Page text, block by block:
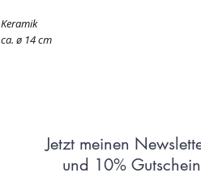
Keramik
ca. ø 14 cm
Jetzt meinen
und 10%